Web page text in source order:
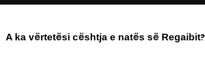
A ka vërtetësi cështja e natës sëRegaibit?